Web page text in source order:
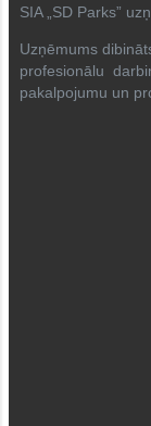
SIA „SD Parks”
Uzņēmums
profesionālu
pakalpojumu un